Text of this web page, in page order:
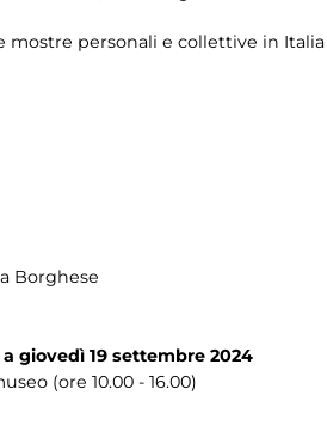
personali e collettive in
Borghese
giovedì 19 settembre 2024
(ore 10.00 - 16.00)